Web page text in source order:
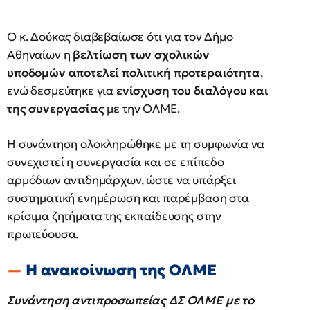
Ο κ. Δούκας διαβεβαίωσε ότι για τον Δήμο
Αθηναίων η βελτίωση των σχολικών
υποδομών αποτελεί πολιτική προτεραιότητα,
ενώ δεσμεύτηκε γιαενίσχυση του διαλόγου και
της συνεργασίαςμε την ΟΛΜΕ.
Η συνάντηση ολοκληρώθηκε με τη συμφωνία να
συνεχιστεί η συνεργασία και σε επίπεδο
αρμόδιων αντιδημάρχων, ώστε να υπάρξει
συστηματική ενημέρωση και παρέμβαση στα
κρίσιμα ζητήματα της εκπαίδευσης στην
πρωτεύουσα.
Η ανακοίνωση της ΟΛΜΕ
Συνάντηση αντιπροσωπείας ΔΣ ΟΛΜΕ με το